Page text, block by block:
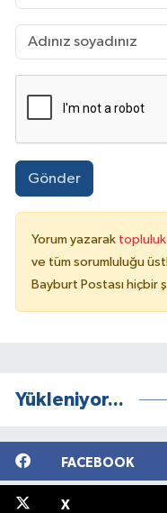
Gönder
Yorum yazarak topluluk
ve tüm sorumluluğu
Bayburt Postası hiçbir
Yükleniyor...
FACEBOOK
X